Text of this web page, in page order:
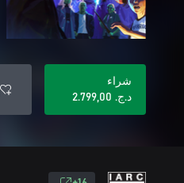
شراء
د.ج.‏ 2.799,00